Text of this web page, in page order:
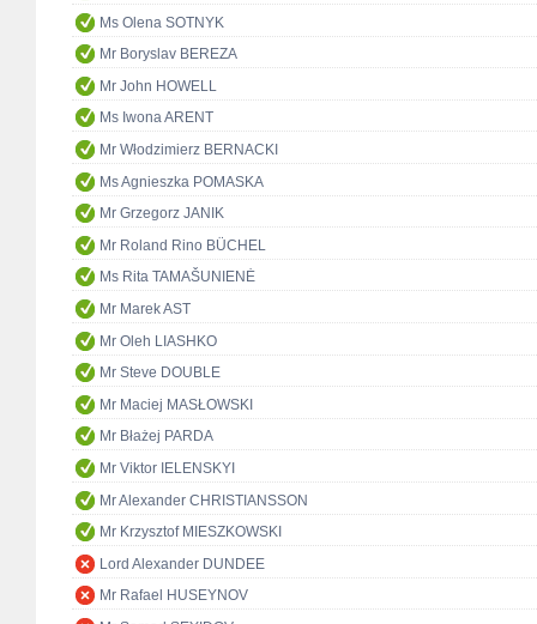
Ms Olena SOTNYK
Mr Boryslav BEREZA
Mr John HOWELL
Ms Iwona ARENT
Mr Włodzimierz BERNACKI
Ms Agnieszka POMASKA
Mr Grzegorz JANIK
Mr Roland Rino BÜCHEL
Ms Rita TAMAŠUNIENĖ
Mr Marek AST
Mr Oleh LIASHKO
Mr Steve DOUBLE
Mr Maciej MASŁOWSKI
Mr Błażej PARDA
Mr Viktor IELENSKYI
Mr Alexander CHRISTIANSSON
Mr Krzysztof MIESZKOWSKI
Lord Alexander DUNDEE
Mr Rafael HUSEYNOV